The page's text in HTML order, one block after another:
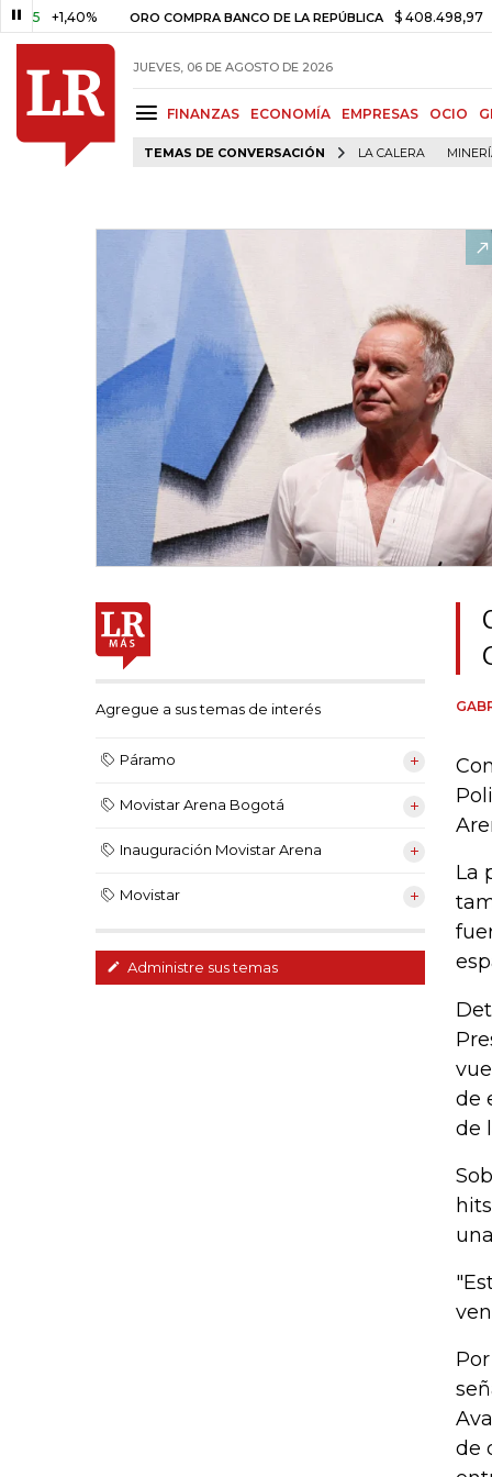
+1,40% ORO COMPRA BANCO DE LA REPÚBLICA $ 408.498,97 +$
JUEVES, 06 DE AGOSTO DE 2026
FINANZAS ECONOMÍA EMPRESAS OCIO
TEMAS DE CONVERSACIÓN LA CALERA
Agregue a sus temas de interés
Páramo
Movistar Arena Bogotá
Inauguración Movistar Arena
Movistar
Administre sus temas
La
de
de
de